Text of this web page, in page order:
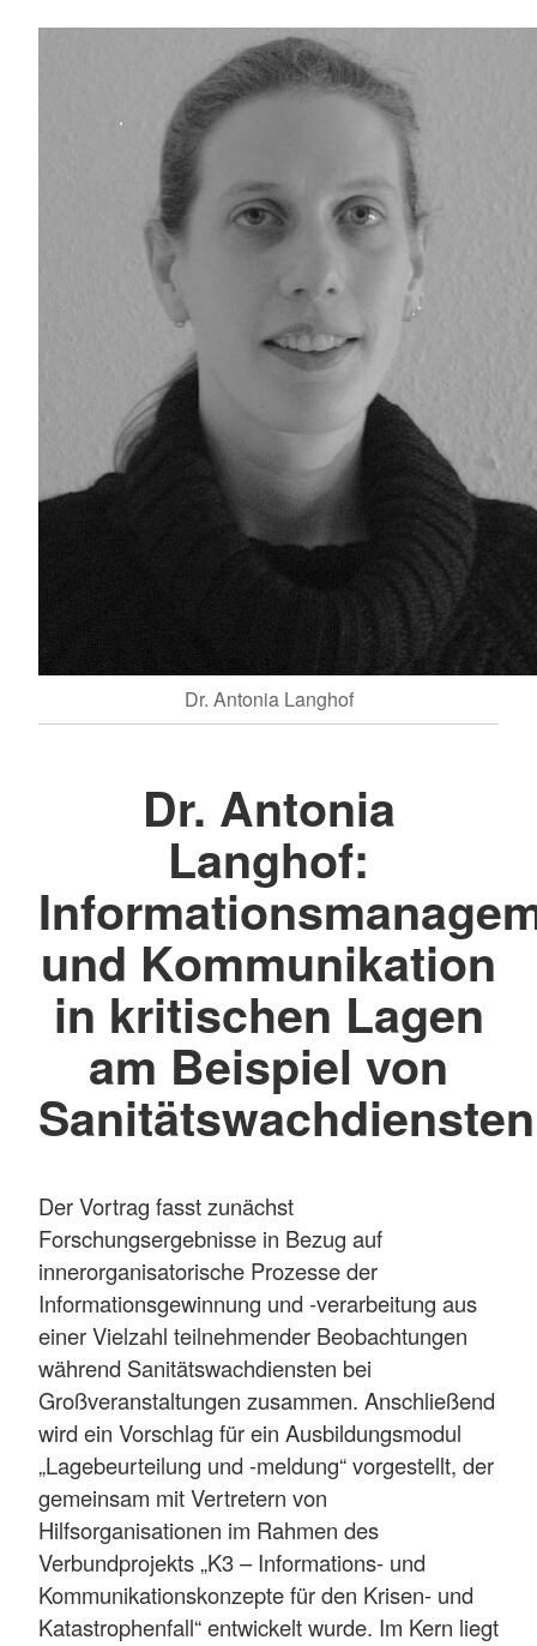
Dr. Antonia Langhof
Dr. Antonia
Langhof:
und Kommunikation
in kritischen Lagen
am Beispiel von
Sanitätswachdiensten
Der Vortrag fasst zunächst
Forschungsergebnisse in Bezug auf
innerorganisatorische Prozesse der
Informationsgewinnung und -verarbeitung aus
einer Vielzahl teilnehmender Beobachtungen
während Sanitätswachdiensten bei
Großveranstaltungen zusammen. Anschließend
wird ein Vorschlag für ein Ausbildungsmodul
„Lagebeurteilung und -meldung“ vorgestellt, der
gemeinsam mit Vertretern von
Hilfsorganisationen im Rahmen des
Verbundprojekts „K3 – Informations- und
Kommunikationskonzepte für den Krisen- und
Katastrophenfall“ entwickelt wurde. Im Kern liegt